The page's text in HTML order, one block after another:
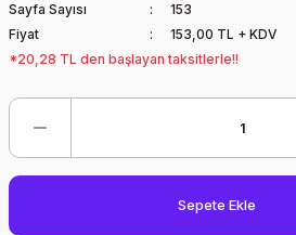
Sayfa Sayısı
153
Fiyat
153,00 TL + KDV
*20,28 TL den başlayan taksitlerle!!
Sepete Ekle